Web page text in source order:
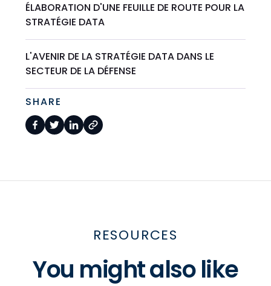
ÉLABORATION D'UNE FEUILLE DE ROUTE POUR LA
STRATÉGIE DATA
L'AVENIR DE LA STRATÉGIE DATA DANS LE
SECTEUR DE LA DÉFENSE
SHARE
RESOURCES
You might also like